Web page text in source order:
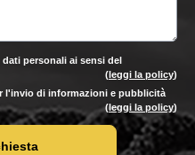
personali ai sensi del
(leggi la policy)
l'invio di informazioni e pubblicità
(leggi la policy)